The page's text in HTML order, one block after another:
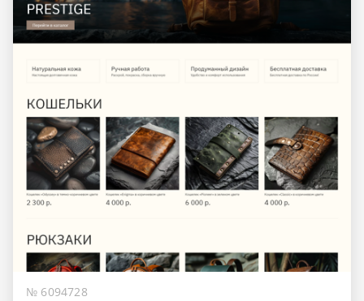
№ 6094728